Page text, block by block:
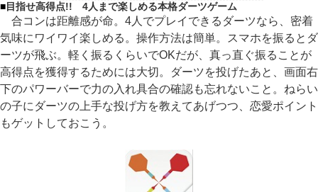
■目指せ高得点!! 4人まで楽しめる本格ダーツゲーム
合コンは距離感が命。4人でプレイできるダーツなら、密着
気味にワイワイ楽しめる。操作方法は簡単。スマホを振るとダ
ーツが飛ぶ。軽く振るくらいでOKだが、真っ直ぐ振ることが
高得点を獲得するためには大切。ダーツを投げたあと、画面右
下のパワーバーで力の入れ具合の確認も忘れないこと。ねらい
の子にダーツの上手な投げ方を教えてあげつつ、恋愛ポイント
もゲットしておこう。